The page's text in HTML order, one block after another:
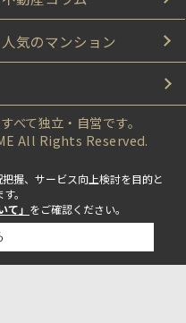
人気のマンション
べて独立・自営です。
All Rights Reserved.
握、サービス向上検討を目的と
。
て」 をご確認ください。